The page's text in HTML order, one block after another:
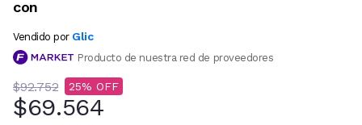
con
Vendido por Glic
Producto de nuestra red de proveedores
$92.752 25
$69.564